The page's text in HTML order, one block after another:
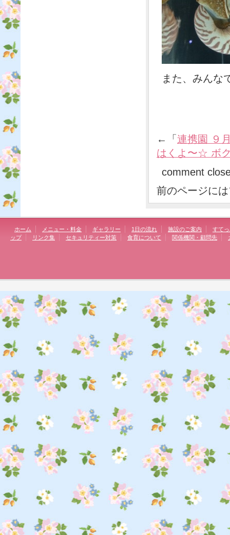
また、みんな
←「 連携園 ９
はくよ〜☆ ボ
comment
前のページに
ホーム メニュー・料金 ギャラリー 1日の流れ 施設のご案内
すて
ップ
リンク集 セキュリティー対策 食育について 関係機関・顧問先